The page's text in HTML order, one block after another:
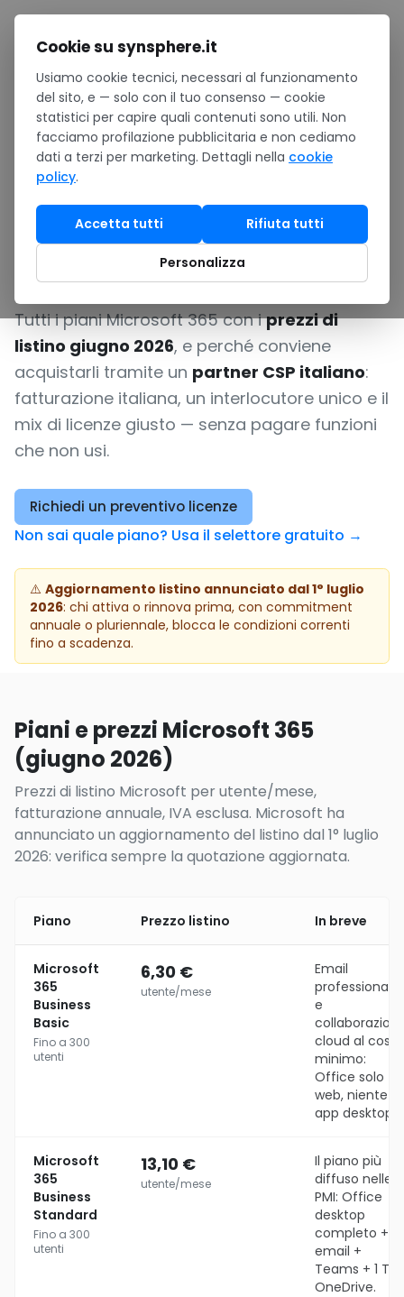
Salta al contenuto
Home / Licenze Microsoft 365
Licenze Microsoft 365
per aziende: piani,
prezzi e acquisto via
CSP
Tutti i piani Microsoft 365 con iprezzi di
listino giugno 2026, e perché conviene
acquistarli tramite un partner CSP italiano:
fatturazione italiana, un interlocutore unico e il
mix di licenze giusto — senza pagare funzioni
che non usi.
Richiedi un preventivo licenze
Non sai quale piano? Usa il selettore gratuito →
⚠️ Aggiornamento listino annunciato dal 1° luglio
2026: chi attiva o rinnova prima, con commitment
annuale o pluriennale, blocca le condizioni correnti
fino a scadenza.
Piani e prezzi Microsoft 365
(giugno 2026)
Prezzi di listino Microsoft per utente/mese,
fatturazione annuale, IVA esclusa. Microsoft ha
annunciato un aggiornamento del listino dal 1° luglio
2026: verifica sempre la quotazione aggiornata.
Piano Prezzo listino In breve
Microsoft
365
Business
Basic
Fino a 300
utenti
6,30 €
utente/mese
Email
professionale
e
cloud al costo
minimo:
Office solo
web, niente
app desktop.
Microsoft
365
Business
Standard
Fino a 300
utenti
13,10 €
utente/mese
Il piano più
diffuso nelle
PMI: Office
desktop
completo +
email +
Teams + 1 TB
OneDrive.
Cookie su synsphere.it
Usiamo cookie tecnici, necessari al funzionamento
del sito, e — solo con il tuo consenso — cookie
statistici per capire quali contenuti sono utili. Non
facciamo profilazione pubblicitaria e non cediamo
dati a terzi per marketing. Dettagli nella cookie
policy.
Accetta tutti Rifiuta tutti
Personalizza